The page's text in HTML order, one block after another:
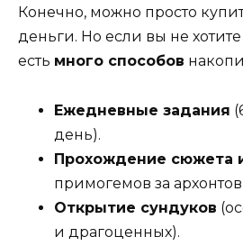
Конечно, можно просто
деньги. Но если вы не хотите
есть много способов
Ежедневные задания
день).
Прохождение сюжета
примогемов за
Открытие сундуков
и драгоценных).